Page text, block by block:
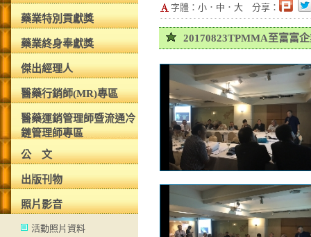
藥業特別貢獻獎
藥業終身奉獻獎
傑出經理人
醫藥行銷師(MR)專區
醫藥運銷管理師暨流通冷
鏈管理師專區
公 文
出版刊物
照片影音
活動照片資料
字體： 小 ． 中 ． 大 分享：
20170823TPMMA至富富